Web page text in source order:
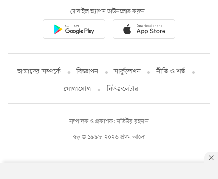
মোবাইল অ্যাপস ডাউনলোড করুন
আমাদের সম্পর্কে বিজ্ঞাপন সার্কুলেশন
নীতি ও শর্ত
যোগাযোগ
নিউজলেটার
স্বত্ব © ১৯৯৮-২০২৬ প্রথম আলো
সম্পাদক ও প্রকাশক: মতিউর রহমান